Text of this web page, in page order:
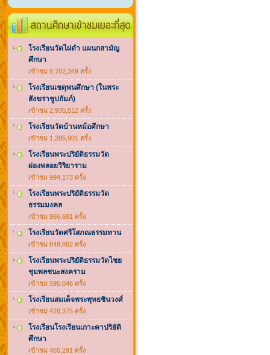
โรงเรียนวัดไผ่ดำ แผนกสามัญ
ศึกษา
เข้าชม 6,702,349 ครั้ง
โรงเรียนเชตุพนศึกษา (ในพระ
สังฆราชูปถัมภ์)
เข้าชม 2,935,512 ครั้ง
โรงเรียนวัดบ้านหม้อศึกษา
เข้าชม 1,285,901 ครั้ง
โรงเรียนพระปริยัติธรรมวัด
ผ่องพลอยวิริยาราม
เข้าชม 994,173 ครั้ง
โรงเรียนพระปริยัติธรรมวัด
ธรรมมงคล
เข้าชม 966,691 ครั้ง
โรงเรียนวัดศรีโสภณธรรมทาน
เข้าชม 849,882 ครั้ง
โรงเรียนพระปริยัติธรรมวัดไชย
ชุมพลชนะสงคราม
เข้าชม 595,046 ครั้ง
โรงเรียนสมเด็จพระพุทธชินวงศ์
เข้าชม 476,375 ครั้ง
โรงเรียนโรงเรียนเกาะคาปริยัติ
ศึกษา
เข้าชม 465,291 ครั้ง